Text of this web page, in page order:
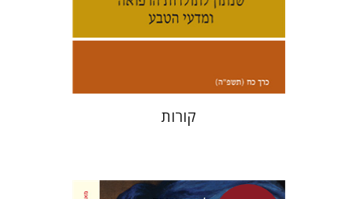
הנחת אתר ספר מודפס
$42
$38
קורות